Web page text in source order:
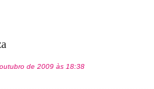
de 2009 às 18:38